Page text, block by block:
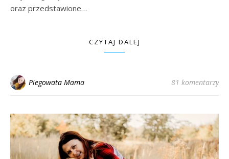
oraz przedstawione…
CZYTAJ DALEJ
Piegowata Mama 81 komentarzy